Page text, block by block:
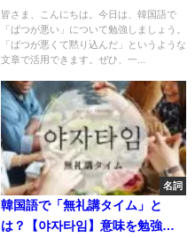
う！
皆さま、こんにちは。今日は、韓国語で
「ばつが悪い」について勉強しましょう。
「ばつが悪くて黙り込んだ」というような
文章で活用できます。ぜひ、一...
名詞
韓国語で「無礼講タイム」と
は？【야자타임】意味を勉強し